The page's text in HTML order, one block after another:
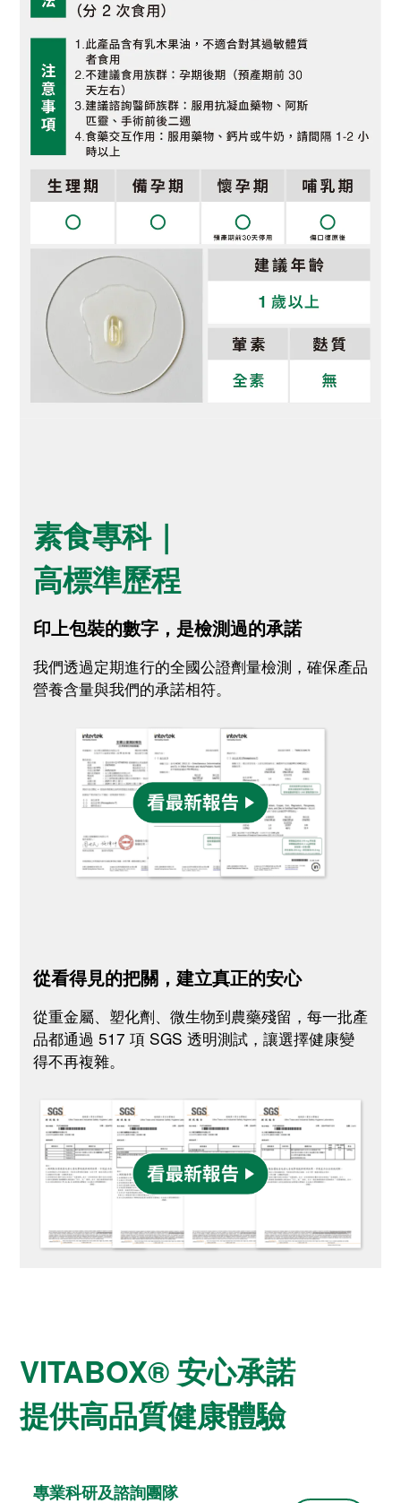
素食專科｜
高標準歷程
印上包裝的數字，是檢測過的承諾
我們透過定期進行的全國公證劑量檢測，確保產品
營養含量與我們的承諾相符。
從看得見的把關，建立真正的安心
從重金屬、塑化劑、微生物到農藥殘留，每一批產
品都通過 517 項 SGS 透明測試，讓選擇健康變
得不再複雜。
VITABOX® 安心承諾
提供高品質健康體驗
專業科研及諮詢團隊